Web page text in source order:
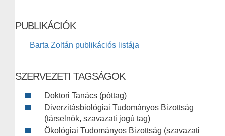
PUBLIKÁCIÓK
Barta Zoltán publikációs listája
SZERVEZETI TAGSÁGOK
Doktori Tanács (póttag)
Diverzitásbiológiai Tudományos Bizottság
(társelnök, szavazati jogú tag)
Ökológiai Tudományos Bizottság (szavazati